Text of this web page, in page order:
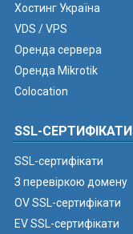
Хостинг Україна
VDS / VPS
Оренда сервера
Оренда Mikrotik
Colocation
SSL-СЕРТИФІКАТИ
SSL-сертифікати
З перевіркою домену
OV SSL-сертифікати
EV SSL-сертифікати